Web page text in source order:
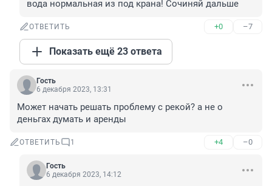
вода нормальная из под крана! Сочиняй дальше
ОТВЕТИТЬ +0 –7
Показать ещё 23 ответа
Гость
6 декабря 2023, 13:31
Может начать решать проблему с рекой? а не о
деньгах думать и аренды
ОТВЕТИТЬ 1 +4 –0
Гость
6 декабря 2023, 14:12